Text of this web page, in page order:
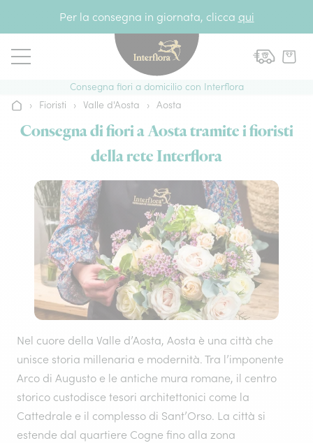
Per la consegna in giornata, clicca qui
Consegna fiori a domicilio con Interflora
Home› Fioristi › Valle d'Aosta › Aosta
Consegna di fiori a Aosta tramite i fioristi
della rete Interflora
Nel cuore della Valle d’Aosta, Aosta è una città che
unisce storia millenaria e modernità. Tra l’imponente
Arco di Augusto e le antiche mura romane, il centro
storico custodisce tesori architettonici come la
Cattedrale e il complesso di Sant’Orso. La città si
estende dal quartiere Cogne fino alla zona